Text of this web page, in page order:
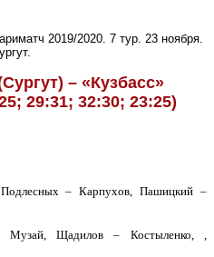
2019/2020. 7 тур. 23 ноября.
– «Кузбасс»
29:31; 32:30; 23:25)
– Карпухов, Пашицкий –
Музай, Щадилов – Костыленко, ,